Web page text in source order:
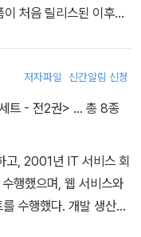
처음 릴리스된 이후부
/이클립스로 마이그레이
리스할 때는 테스터로
클립스존(EclipseZon
는 제너릭 자바(generic
를 주제로 한 기고문을
의 과거와 현재, 미래
저자파일 신간알림 신청
트 - 전2권> … 총 8종
고, 2001년 IT 서비스 회
행했으며, 웹 서비스와
수행했다. 개발 생산성